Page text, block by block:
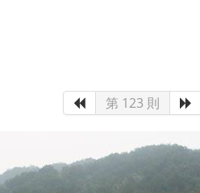
第 123 則